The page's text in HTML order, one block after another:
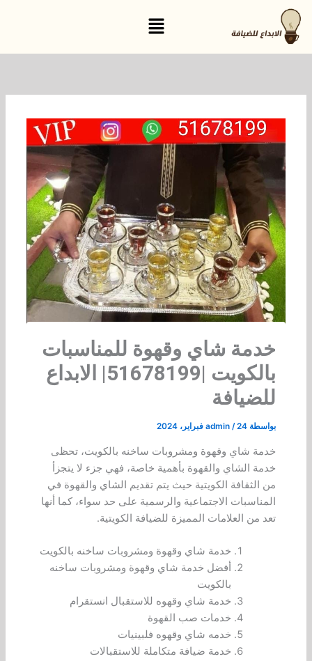
تخطي
إلى
المحتوى
القائمة
خدمة شاي وقهوة للمناسبات
بالكويت |51678199| الابداع
للضيافة
بواسطة admin /24 فبراير، 2024
خدمة شاي وقهوة ومشروبات ساخنه بالكويت، تحظى
خدمة الشاي والقهوة بأهمية خاصة، فهي جزء لا يتجزأ
من الثقافة الكويتية حيث يتم تقديم الشاي والقهوة في
المناسبات الاجتماعية والرسمية على حد سواء، كما أنها
تعد من العلامات المميزة للضيافة الكويتية.
خدمة شاي وقهوة ومشروبات ساخنه بالكويت
أفضل خدمة شاي وقهوة ومشروبات ساخنه
بالكويت
خدمة شاي وقهوه للاستقبال انستقرام
خدمات صب القهوة
خدمه شاي وقهوه فلبينيات
خدمة ضيافة متكاملة للاستقبالات